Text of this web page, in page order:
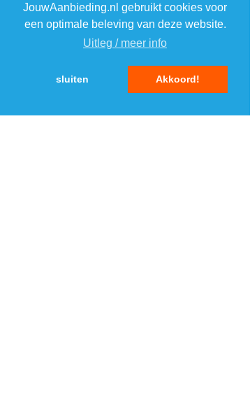
JouwAanbieding.nl gebruikt cookies voor
een optimale beleving van deze website.
Uitleg / meer info
sluiten Akkoord!
3